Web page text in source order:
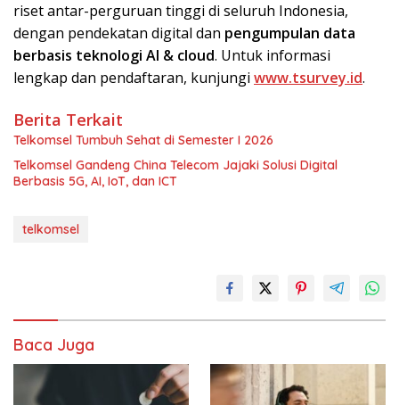
riset antar-perguruan tinggi di seluruh Indonesia,
dengan pendekatan digital dan pengumpulan data
berbasis teknologi AI & cloud. Untuk informasi
lengkap dan pendaftaran, kunjungi www.tsurvey.id.
Berita Terkait
Telkomsel Tumbuh Sehat di Semester I 2026
Telkomsel Gandeng China Telecom Jajaki Solusi Digital
Berbasis 5G, AI, IoT, dan ICT
telkomsel
Baca Juga